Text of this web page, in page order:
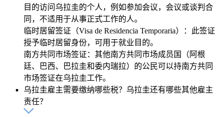
目的访问乌拉圭的个人，例如参加会议，会议或谈判合
同，不适用于从事正式工作的人。
临时居留签证（Visa de Residencia Temporaria）：此签证
授予临时居留身份，可用于就业目的。
南方共同市场签证：其他南方共同市场成员国（阿根
廷、巴西、巴拉圭和委内瑞拉）的公民可以持南方共同
市场签证在乌拉圭工作。
乌拉圭雇主需要缴纳哪些税？乌拉圭还有哪些其他雇主
责任？